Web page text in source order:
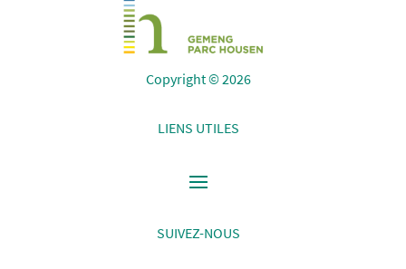
Copyright © 2026
LIENS UTILES
SUIVEZ-NOUS